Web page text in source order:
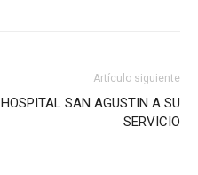
Artículo siguiente
HOSPITAL SAN AGUSTIN A SU
SERVICIO